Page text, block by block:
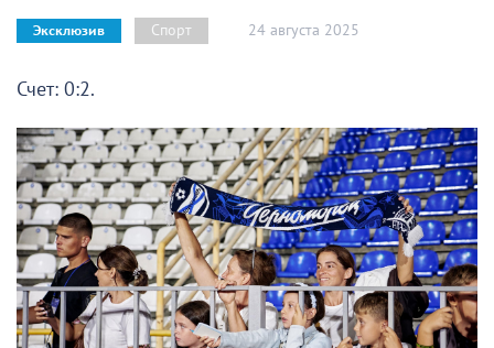
Эксклюзив Спорт 24 августа 2025
Счет: 0:2.